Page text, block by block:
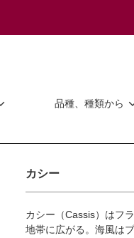
品種、種類から
カシー
カシー（Cassis）はフ
地帯に広がる。海風は